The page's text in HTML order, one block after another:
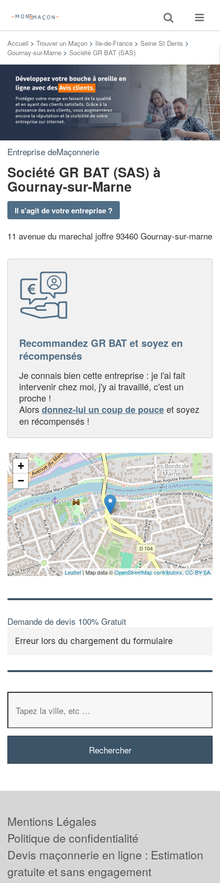
Toggle
search
Toggle
Accueil > Trouver un Maçon > Ile-de-France > Seine St Denis >
Gournay-sur-Marne > Société GR BAT (SAS)
Entreprise deMaçonnerie
Société GR BAT (SAS) à
Gournay-sur-Marne
Il s'agit de votre entreprise ?
11 avenue du marechal joffre 93460 Gournay-sur-marne
Recommandez GR BAT et soyez en
récompensés
Je connais bien cette entreprise : je l'ai fait
intervenir chez moi, j'y ai travaillé, c'est un
proche !
Alorsdonnez-lui un coup de pouceet soyez
en récompensés !
+
−
Leaflet| Map data ©OpenStreetMap contributors,CC-BY-SA
Demande de devis 100% Gratuit
Erreur lors du chargement du formulaire
Mentions Légales
Politique de confidentialité
Devis maçonnerie en ligne : Estimation
gratuite et sans engagement